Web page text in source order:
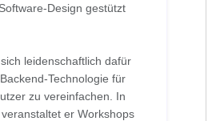
Design gestützt
leidenschaftlich dafür
Technologie für
zu vereinfachen. In
er Workshops